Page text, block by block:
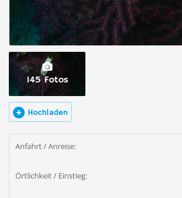
145 Fotos
Hochladen
Anfahrt / Anreise:
Örtlichkeit / Einstieg: